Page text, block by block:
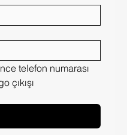
telefon numarası
çıkışı